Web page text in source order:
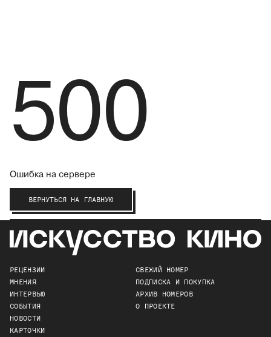
500
Ошибка на сервере
ВЕРНУТЬСЯ НА ГЛАВНУЮ
РЕЦЕНЗИИ
МНЕНИЯ
ИНТЕРВЬЮ
СОБЫТИЯ
НОВОСТИ
КАРТОЧКИ
СВЕЖИЙ НОМЕР
ПОДПИСКА И ПОКУПКА
АРХИВ НОМЕРОВ
О ПРОЕКТЕ